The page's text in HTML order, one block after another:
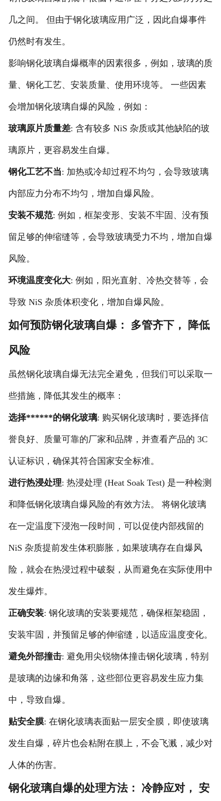
几之间。 但由于钢化玻璃应用广泛，因此自爆事件
仍然时有发生。
影响钢化玻璃自爆概率的因素很多，例如，玻璃的质
量、钢化工艺、安装质量、使用环境等。 一些因素
会增加钢化玻璃自爆的风险，例如：
玻璃原片质量差: 含有较多 NiS 杂质或其他缺陷的玻
璃原片，更容易发生自爆。
钢化工艺不当: 加热或冷却过程不均匀，会导致玻璃
内部应力分布不均匀，增加自爆风险。
安装不规范: 例如，框架变形、安装不牢固、没有预
留足够的伸缩缝等，会导致玻璃受力不均，增加自爆
风险。
环境温度变化大: 例如，阳光直射、冷热交替等，会
导致 NiS 杂质体积变化，增加自爆风险。
如何预防钢化玻璃自爆： 多管齐下， 降低
风险
虽然钢化玻璃自爆无法完全避免，但我们可以采取一
些措施，降低其发生的概率：
选择******的钢化玻璃: 购买钢化玻璃时，要选择信
誉良好、质量可靠的厂家和品牌，并查看产品的 3C
认证标识，确保其符合国家安全标准。
进行热浸处理: 热浸处理 (Heat Soak Test) 是一种检测
和降低钢化玻璃自爆风险的有效方法。 将钢化玻璃
在一定温度下浸泡一段时间，可以促使内部残留的
NiS 杂质提前发生体积膨胀，如果玻璃存在自爆风
险，就会在热浸过程中破裂，从而避免在实际使用中
发生爆炸。
正确安装: 钢化玻璃的安装要规范，确保框架稳固，
安装牢固，并预留足够的伸缩缝，以适应温度变化。
避免外部撞击: 避免用尖锐物体撞击钢化玻璃，特别
是玻璃的边缘和角落，这些部位更容易发生应力集
中，导致自爆。
贴安全膜: 在钢化玻璃表面贴一层安全膜，即使玻璃
发生自爆，碎片也会粘附在膜上，不会飞溅，减少对
人体的伤害。
钢化玻璃自爆的处理方法： 冷静应对， 安